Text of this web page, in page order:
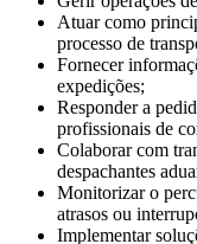
Atuar como
processo de
Fornecer
expedições;
Responder a
profissionais de
Colaborar com
despachantes
Monitorizar o
atrasos ou
Implementar